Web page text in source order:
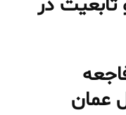
تابعیت در
عمان